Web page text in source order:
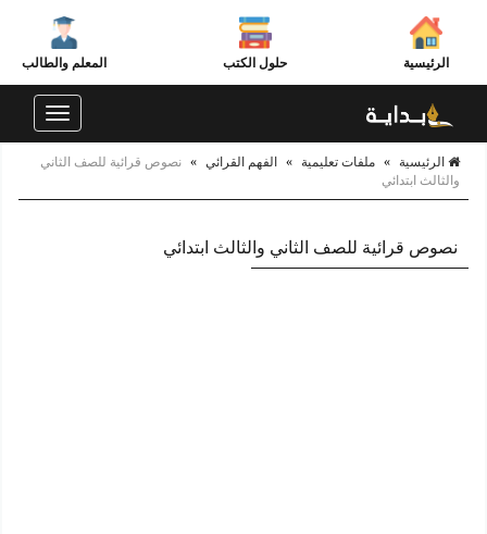
الرئيسية حلول الكتب المعلم والطالب
Toggle
الرئيسية » ملفات تعليمية » الفهم القرائي » نصوص قرائية للصف الثاني
والثالث ابتدائي
نصوص قرائية للصف الثاني والثالث ابتدائي